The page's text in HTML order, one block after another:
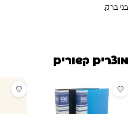
בני ברק.
מוצרים קשורים
מבצע מבצע